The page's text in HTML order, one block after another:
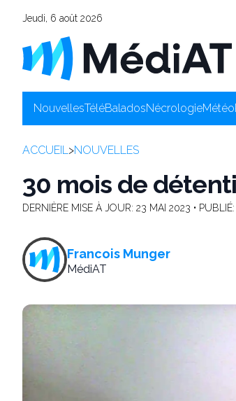
Jeudi, 6 août 2026
NouvellesTéléBaladosNécrologieMétéo
ACCUEIL>NOUVELLES
30 mois de
DERNIÈRE MISE À JOUR: 23 MAI 2023 • PUBLIÉ:
Francois Munger
MédiAT